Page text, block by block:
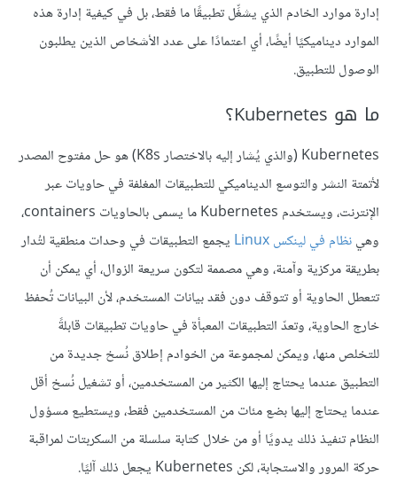
إدارة موارد الخادم الذي يشغِّل تطبيقًا ما فقط، بل في كيفية إدارة هذه
الموارد ديناميكيًا أيضًا، أي اعتمادًا على عدد الأشخاص الذين يطلبون
الوصول للتطبيق.
ما هو Kubernetes؟
Kubernetes (والذي يُشار إليه بالاختصار K8s) هو حل مفتوح المصدر
لأتمتة النشر والتوسع الديناميكي للتطبيقات المغلفة في حاويات عبر
الإنترنت، ويستخدم Kubernetes ما يسمى بالحاويات containers،
وهينظام في لينكس Linux
يجمع التطبيقات في وحدات منطقية لتُدار
بطريقة مركزية وآمنة، وهي مصممة لتكون سريعة الزوال، أي يمكن أن
تتعطل الحاوية أو تتوقف دون فقد بيانات المستخدم، لأن البيانات تُحفظ
خارج الحاوية، وتعدّ التطبيقات المعبأة في حاويات تطبيقات قابلةً
للتخلص منها، ويمكن لمجموعة من الخوادم إطلاق نُسخ جديدة من
التطبيق عندما يحتاج إليها الكثير من المستخدمين، أو تشغيل نُسخ أقل
عندما يحتاج إليها بضع مئات من المستخدمين فقط، ويستطيع مسؤول
النظام تنفيذ ذلك يدويًا أو من خلال كتابة سلسلة من السكربتات لمراقبة
حركة المرور والاستجابة، لكن Kubernetes يجعل ذلك آليًا.